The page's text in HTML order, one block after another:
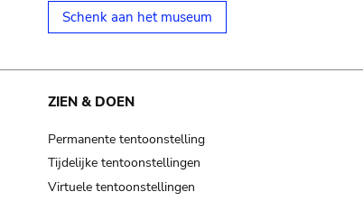
Schenk aan het museum
ZIEN & DOEN
Permanente tentoonstelling
Tijdelijke tentoonstellingen
Virtuele tentoonstellingen